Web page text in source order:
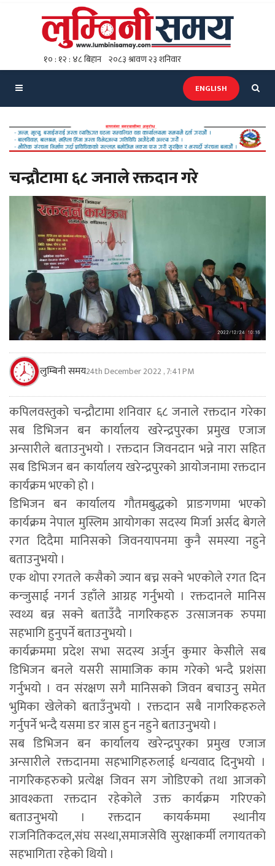
ENGLISH
चन्द्रौटामा ६८ जनाले रक्तदान गरे
लुम्बिनी समय24th December 2022 , 7:41 PM
कपिलवस्तुको चन्द्रौटामा शनिवार ६८ जनाले रक्तदान गरेका
सब डिभिजन बन कार्यालय खरेन्द्रपुरका प्रमुख एजाज
अन्सारीले बताउनुभयो । रक्तदान जिवनदान भन्ने नारा सहित
सब डिभिजन बन कार्यालय खरेन्द्रपुरको आयोजनामा रक्तदान
कार्यक्रम भएको हो ।
डिभिजन बन कार्यालय गौतमबुद्धको प्राङगणमा भएको
कार्यक्रम नेपाल मुस्लिम आयोगका सदस्य मिर्जा अर्सद बेगले
रगत दिदैमा मानिसको जिवनयापनमा कुनै समस्या नहुने
बताउनुभयो ।
एक थोपा रगतले कसैको ज्यान बच्न सक्ने भएकोले रगत दिन
कन्जुसाई नगर्न उहाँले आग्रह गर्नुभयो । रक्तदानले मानिस
स्वथ्य बन्न सक्ने बताउँदै नागरिकहरु उत्साजनक रुपमा
सहभागि हुनुपर्ने बताउनुभयो ।
कार्यक्रममा प्रदेश सभा सदस्य अर्जुन कुमार केसीले सब
डिभिजन बनले यसरी सामाजिक काम गरेको भन्दै प्रशंसा
गर्नुभयो । वन संरक्षण सगै मानिसको जिवन बचाउनु समेत
भुमिका खेलेको बताउँनुभयो । रक्तदान सबै नागरिकहरुले
गर्नुपर्ने भन्दै यसमा डर त्रास हुन नहुने बताउनुभयो ।
सब डिभिजन बन कार्यालय खरेन्द्रपुरका प्रमुख एजाज
अन्सारीले रक्तदानमा सहभागिहरुलाई धन्यवाद दिनुभयो ।
नागरिकहरुको प्रत्येक्ष जिवन सग जोडिएको तथा आजको
आवश्कता रक्तदान रहेकोले उक्त कार्यक्रम गरिएको
बताउनुभयो । रक्तदान कायर्कममा स्थानीय
राजनितिकदल,संघ सस्था,समाजसेवि सुरक्षाकर्मी लगायतको
सहभागिता रहेको थियो ।